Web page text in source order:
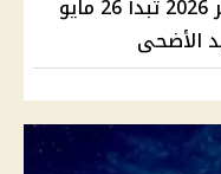
موعد أطول إجازة رسمية في مصر 2026 تبدأ 26 مايو